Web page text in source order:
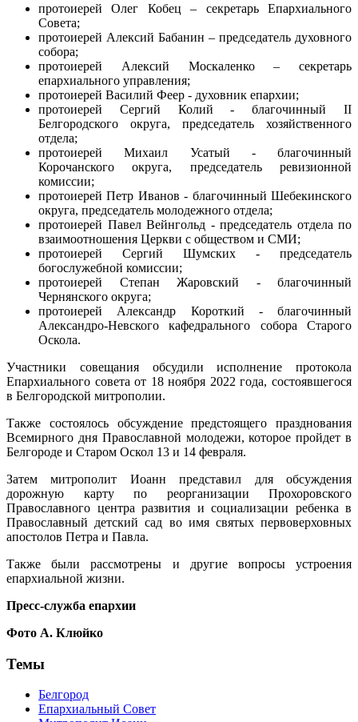
протоиерей Олег Кобец – секретарь Епархиального
Совета;
протоиерей Алексий Бабанин – председатель духовного
собора;
протоиерей Алексий Москаленко – секретарь
епархиального управления;
протоиерей Василий Феер - духовник епархии;
протоиерей Сергий Колий - благочинный II
Белгородского округа, председатель хозяйственного
отдела;
протоиерей Михаил Усатый - благочинный
Корочанского округа, председатель ревизионной
комиссии;
протоиерей Петр Иванов - благочинный Шебекинского
округа, председатель молодежного отдела;
протоиерей Павел Вейнгольд - председатель отдела по
взаимоотношения Церкви с обществом и СМИ;
протоиерей Сергий Шумских - председатель
богослужебной комиссии;
протоиерей Степан Жаровский - благочинный
Чернянского округа;
протоиерей Александр Короткий - благочинный
Александро-Невского кафедрального собора Старого
Оскола.
Участники совещания обсудили исполнение протокола
Епархиального совета от 18 ноября 2022 года, состоявшегося
в Белгородской митрополии.
Также состоялось обсуждение предстоящего празднования
Всемирного дня Православной молодежи, которое пройдет в
Белгороде и Старом Оскол 13 и 14 февраля.
Затем митрополит Иоанн представил для обсуждения
дорожную карту по реорганизации Прохоровского
Православного центра развития и социализации ребенка в
Православный детский сад во имя святых первоверховных
апостолов Петра и Павла.
Также были рассмотрены и другие вопросы устроения
епархиальной жизни.
Пресс-служба епархии
Фото А. Клюйко
Темы
Белгород
Епархиальный Совет